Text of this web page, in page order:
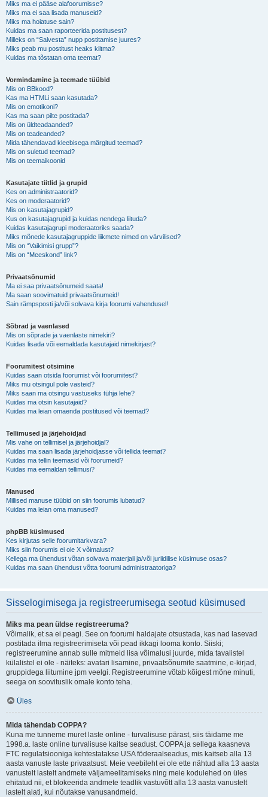
Miks ma ei pääse alafoorumisse?
Miks ma ei saa lisada manuseid?
Miks ma hoiatuse sain?
Kuidas ma saan raporteerida postitusest?
Milleks on “Salvesta” nupp postitamise juures?
Miks peab mu postitust heaks kiitma?
Kuidas ma tõstatan oma teemat?
Vormindamine ja teemade tüübid
Mis on BBkood?
Kas ma HTMLi saan kasutada?
Mis on emotikoni?
Kas ma saan pilte postitada?
Mis on üldteadaanded?
Mis on teadeanded?
Mida tähendavad kleebisega märgitud teemad?
Mis on suletud teemad?
Mis on teemaikoonid
Kasutajate tiitlid ja grupid
Kes on administraatorid?
Kes on moderaatorid?
Mis on kasutajagrupid?
Kus on kasutajagrupid ja kuidas nendega liituda?
Kuidas kasutajagrupi moderaatoriks saada?
Miks mõnede kasutajagruppide liikmete nimed on värvilised?
Mis on “Vaikimisi grupp”?
Mis on “Meeskond” link?
Privaatsõnumid
Ma ei saa privaatsõnumeid saata!
Ma saan soovimatuid privaatsõnumeid!
Sain rämpsposti ja/või solvava kirja foorumi vahendusel!
Sõbrad ja vaenlased
Mis on sõprade ja vaenlaste nimekiri?
Kuidas lisada või eemaldada kasutajaid nimekirjast?
Foorumitest otsimine
Kuidas saan otsida foorumist või foorumitest?
Miks mu otsingul pole vasteid?
Miks saan ma otsingu vastuseks tühja lehe?
Kuidas ma otsin kasutajaid?
Kuidas ma leian omaenda postitused või teemad?
Tellimused ja järjehoidjad
Mis vahe on tellimisel ja järjehoidjal?
Kuidas ma saan lisada järjehoidjasse või tellida teemat?
Kuidas ma tellin teemasid või foorumeid?
Kuidas ma eemaldan tellimusi?
Manused
Millised manuse tüübid on siin foorumis lubatud?
Kuidas ma leian oma manused?
phpBB küsimused
Kes kirjutas selle foorumitarkvara?
Miks siin foorumis ei ole X võimalust?
Kellega ma ühendust võtan solvava materjali ja/või juriidilise küsimuse osas?
Kuidas ma saan ühendust võtta foorumi administraatoriga?
Sisselogimisega ja registreerumisega seotud küsimused
Miks ma pean üldse registreeruma?
Võimalik, et sa ei peagi. See on foorumi haldajate otsustada, kas nad lasevad
postitada ilma registreerimiseta või pead ikkagi looma konto. Siiski;
registreerumine annab sulle mitmeid lisa võimalusi juurde, mida tavalistel
külalistel ei ole - näiteks: avatari lisamine, privaatsõnumite saatmine, e-kirjad,
gruppidega liitumine jpm veelgi. Registreerumine võtab kõigest mõne minuti,
seega on soovituslik omale konto teha.
Üles
Mida tähendab COPPA?
Kuna me tunneme muret laste online - turvalisuse pärast, siis täidame me
1998.a. laste online turvalisuse kaitse seadust. COPPA ja sellega kaasneva
FTC regulatsiooniga kehtestatakse USA föderaalseadus, mis kaitseb alla 13
aasta vanuste laste privaatsust. Meie veebileht ei ole ette nähtud alla 13 aasta
vanustelt lastelt andmete väljameelitamiseks ning meie kodulehed on üles
ehitatud nii, et blokeerida andmete teadlik vastuvõtt alla 13 aasta vanustelt
lastelt alati, kui nõutakse vanusandmeid.